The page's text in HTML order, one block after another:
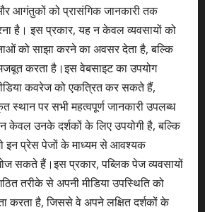
आगंतुकों को प्रासंगिक जानकारी तक
है। इस प्रकार, यह न केवल व्यवसायों को
को साझा करने का अवसर देता है, बल्कि
करता है।इस वेबसाइट का उपयोग
कवरेज को एकत्रित कर सकते हैं,
पर सभी महत्वपूर्ण जानकारी उपलब्ध
केवल उनके दर्शकों के लिए उपयोगी है, बल्कि
इन प्रेस पेजों के माध्यम से आवश्यक
सकते हैं।इस प्रकार, पब्लिक पेज व्यवसायों
तरीके से अपनी मीडिया उपस्थिति को
करता है, जिससे वे अपने लक्षित दर्शकों के